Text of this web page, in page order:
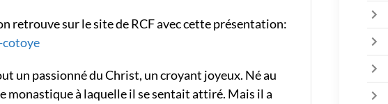
retrouve sur le site de RCF avec cette présentation:
un passionné du Christ, un croyant joyeux. Né au
monastique à laquelle il se sentait attiré. Mais il a